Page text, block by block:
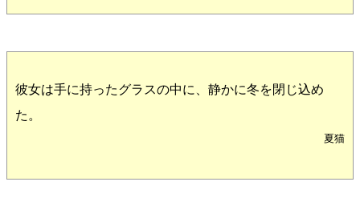
彼女は手に持ったグラスの中に、静かに冬を閉じ込め
た。
夏猫